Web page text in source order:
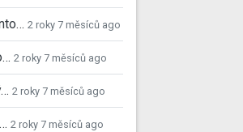
2 roky 7 měsíců ago
2 roky 7 měsíců ago
2 roky 7 měsíců ago
2 roky 7 měsíců ago